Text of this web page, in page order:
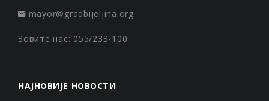
mayor@gradbijeljina.org
Зовите нас: 055/233-100
НАЈНОВИЈЕ НОВОСТИ